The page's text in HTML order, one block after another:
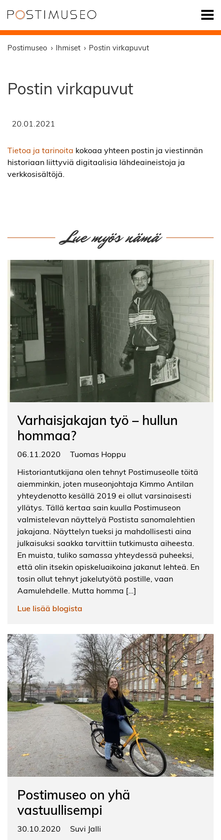
Postimuseo Ihmiset Postin virkapuvut
Postin virkapuvut
20.01.2021
Tietoa ja tarinoita kokoaa yhteen postin ja viestinnän
historiaan liittyviä digitaalisia lähdeaineistoja ja
verkkosisältöjä.
Lue myös nämä
Varhaisjakajan työ – hullun
hommaa?
06.11.2020
Tuomas Hoppu
Historiantutkijana olen tehnyt Postimuseolle töitä
aiemminkin, joten museonjohtaja Kimmo Antilan
yhteydenotto kesällä 2019 ei ollut varsinaisesti
yllätys. Tällä kertaa sain kuulla Postimuseon
valmistelevan näyttelyä Postista sanomalehtien
jakajana. Näyttelyn tueksi ja mahdollisesti aina
julkaisuksi saakka tarvittiin tutkimusta aiheesta.
En muista, tuliko samassa yhteydessä puheeksi,
että olin itsekin opiskeluaikoina jakanut lehteä. En
tosin ollut tehnyt jakelutyötä postille, vaan
Aamulehdelle. Mutta homma […]
Lue lisää blogista
Postimuseo on yhä
vastuullisempi
30.10.2020
Suvi Jalli